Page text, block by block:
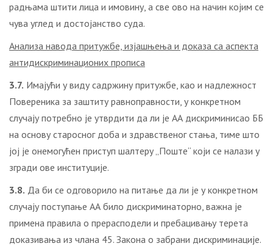
радњама штити лица и имовину, а све ово на начин којим се
чува углед и достојанство суда.
Анализа навода притужбе, изјашњења и доказа са аспекта
антидискриминационих прописа
3.7. Имајући у виду садржину притужбе, као и надлежност
Повереника за заштиту равноправности, у конкретном
случају потребно је утврдити да ли је АА дискриминисао ББ
на основу старосног доба и здравственог стања, тиме што
јој je онемогућен приступ шалтеру „Поште“ који се налази у
згради ове институције.
3.8. Да би се одговорило на питање да ли је у конкретном
случају поступање АА било дискриминаторно, важна је
примена правила о прерасподели и пребацивању терета
доказивања из члана 45. Закона о забрани дискриминације.